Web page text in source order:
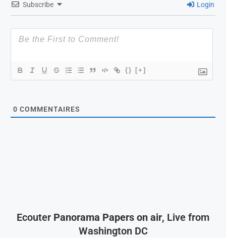
Subscribe Login
{} [+]
0 COMMENTAIRES
Ecouter Panorama Papers on air, Live from
Washington DC